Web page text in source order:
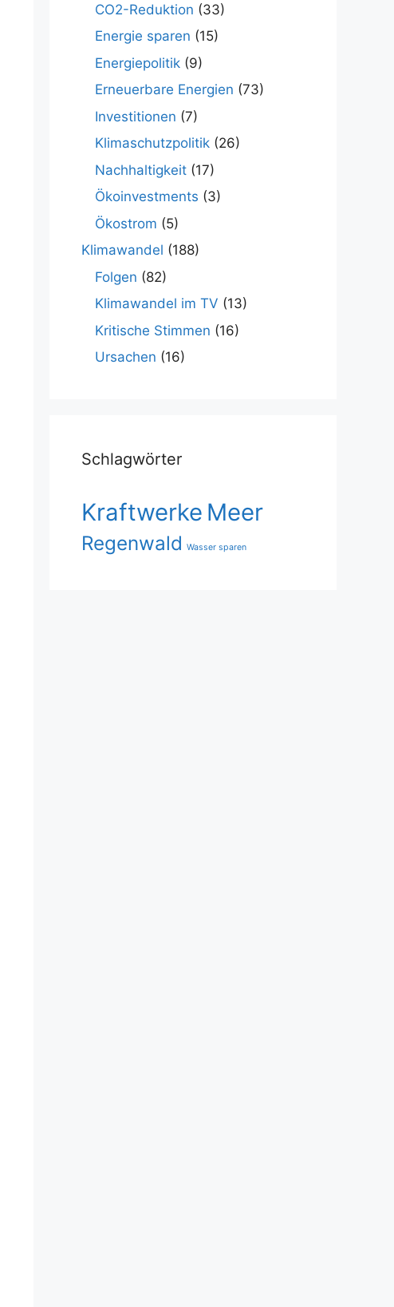
CO2-Reduktion (33)
Energie sparen (15)
Energiepolitik (9)
Erneuerbare Energien (73)
Investitionen (7)
Klimaschutzpolitik (26)
Nachhaltigkeit (17)
Ökoinvestments (3)
Ökostrom (5)
Klimawandel (188)
Folgen (82)
Klimawandel im TV (13)
Kritische Stimmen (16)
Ursachen (16)
Schlagwörter
Kraftwerke Meer
Regenwald Wasser sparen